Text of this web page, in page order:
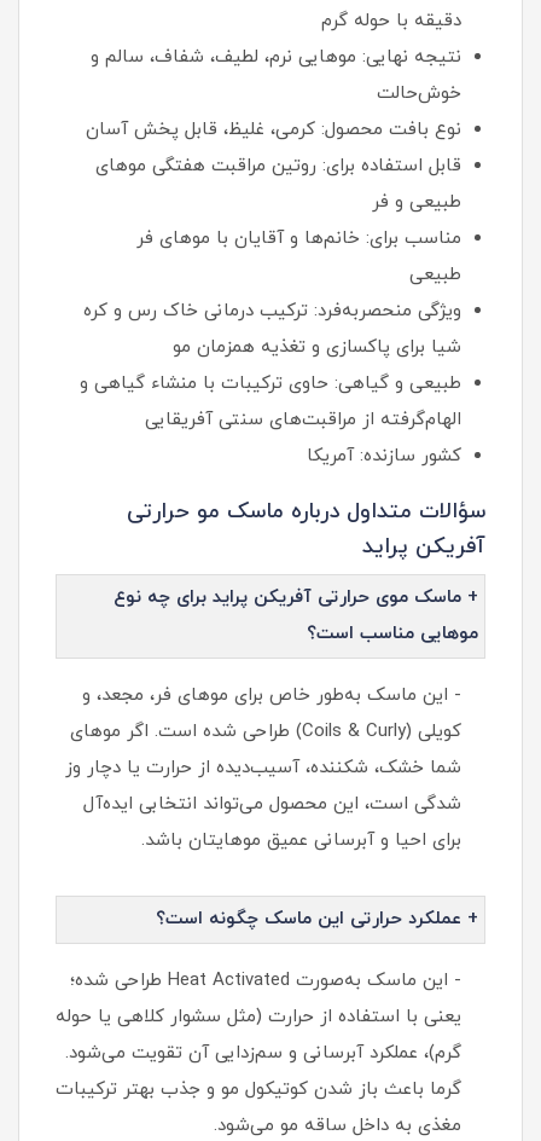
دقیقه با حوله گرم
نتیجه نهایی: موهایی نرم، لطیف، شفاف، سالم و
خوش‌حالت
نوع بافت محصول: کرمی، غلیظ، قابل پخش آسان
قابل استفاده برای: روتین مراقبت هفتگی موهای
طبیعی و فر
مناسب برای: خانم‌ها و آقایان با موهای فر
طبیعی
ویژگی منحصربه‌فرد: ترکیب درمانی خاک رس و کره
شیا برای پاکسازی و تغذیه همزمان مو
طبیعی و گیاهی: حاوی ترکیبات با منشاء گیاهی و
الهام‌گرفته از مراقبت‌های سنتی آفریقایی
کشور سازنده: آمریکا
سؤالات متداول درباره ماسک مو حرارتی
آفریکن پراید
+ ماسک موی حرارتی آفریکن پراید برای چه نوع
موهایی مناسب است؟
- این ماسک به‌طور خاص برای موهای فر، مجعد، و
کویلی (Coils & Curly) طراحی شده است. اگر موهای
شما خشک، شکننده، آسیب‌دیده از حرارت یا دچار وز
شدگی است، این محصول می‌تواند انتخابی ایده‌آل
برای احیا و آبرسانی عمیق موهایتان باشد.
+ عملکرد حرارتی این ماسک چگونه است؟
- این ماسک به‌صورت Heat Activated طراحی شده؛
یعنی با استفاده از حرارت (مثل سشوار کلاهی یا حوله
گرم)، عملکرد آبرسانی و سم‌زدایی آن تقویت می‌شود.
گرما باعث باز شدن کوتیکول مو و جذب بهتر ترکیبات
مغذی به داخل ساقه مو می‌شود.